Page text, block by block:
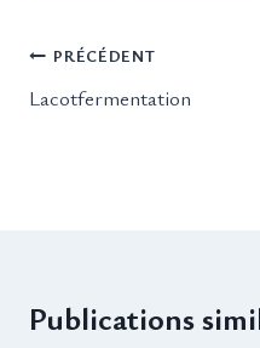
publication :
Navigation
de
l’article
PRÉCÉDENT
Lacotfermentation
Publications